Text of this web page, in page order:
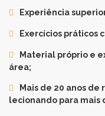
Experiência
Exercícios práticos
Material próprio e
área;
Mais de 20 anos
lecionando para mais